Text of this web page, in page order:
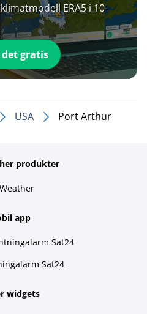
ERA5 i 10-
det gratis
USA Port Arthur
produkter
app
Sat24
Sat24
widgets